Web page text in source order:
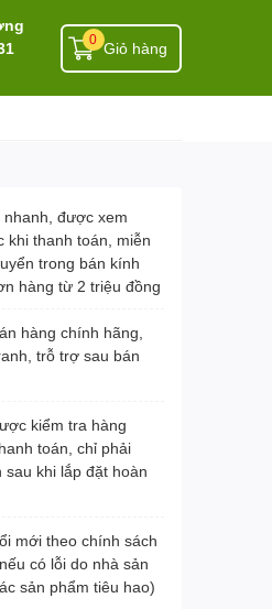
Giỏ hàng
0
nhanh, được xem
khi thanh toán, miễn
trong bán kính
hàng từ 2 triệu đồng
hàng chính hãng,
trỗ trợ sau bán
kiểm tra hàng
toán, chỉ phải
sau khi lắp đặt hoàn
mới theo chính sách
có lỗi do nhà sản
sản phẩm tiêu hao)